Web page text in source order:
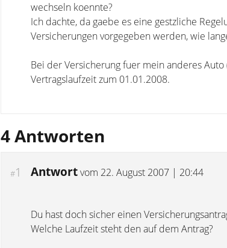
wechseln koennte?
Ich dachte, da gaebe es eine gestzliche
Versicherungen vorgegeben werden, wie
Bei der Versicherung fuer mein anderes
Vertragslaufzeit zum 01.01.2008.
4 Antworten
#1 Antwortvom 22. August 2007 | 20:44
Du hast doch sicher einen
Welche Laufzeit steht den auf dem Antrag?